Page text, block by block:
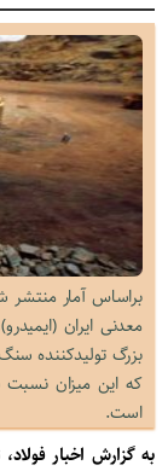
براساس آمار
معدنی ایران
که این میزان
است.
به گزارش اخبار فولاد،